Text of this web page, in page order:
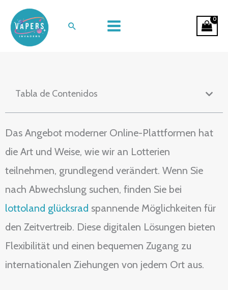
contenido
Buscar
Die Welt der Lotterien bei Lottoland
entdecken
Tabla de Contenidos
Das Angebot moderner Online-Plattformen hat
die Art und Weise, wie wir an Lotterien
teilnehmen, grundlegend verändert. Wenn Sie
nach Abwechslung suchen, finden Sie bei
lottoland glücksrad spannende Möglichkeiten für
den Zeitvertreib. Diese digitalen Lösungen bieten
Flexibilität und einen bequemen Zugang zu
internationalen Ziehungen von jedem Ort aus.